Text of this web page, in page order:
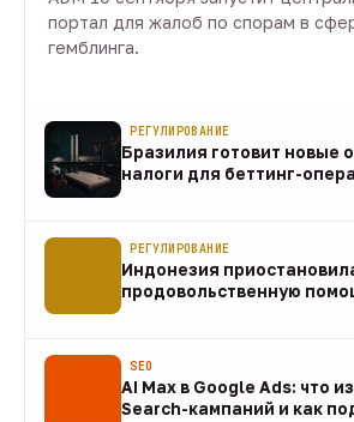
портал для жалоб по спорам в
гемблинга.
РЕГУЛИРОВАНИЕ
Бразилия готовит новые
налоги для беттинг-
РЕГУЛИРОВАНИЕ
Индонезия
продовольственную
SEO
AI Max в Google Ads: что
Search-кампаний и как